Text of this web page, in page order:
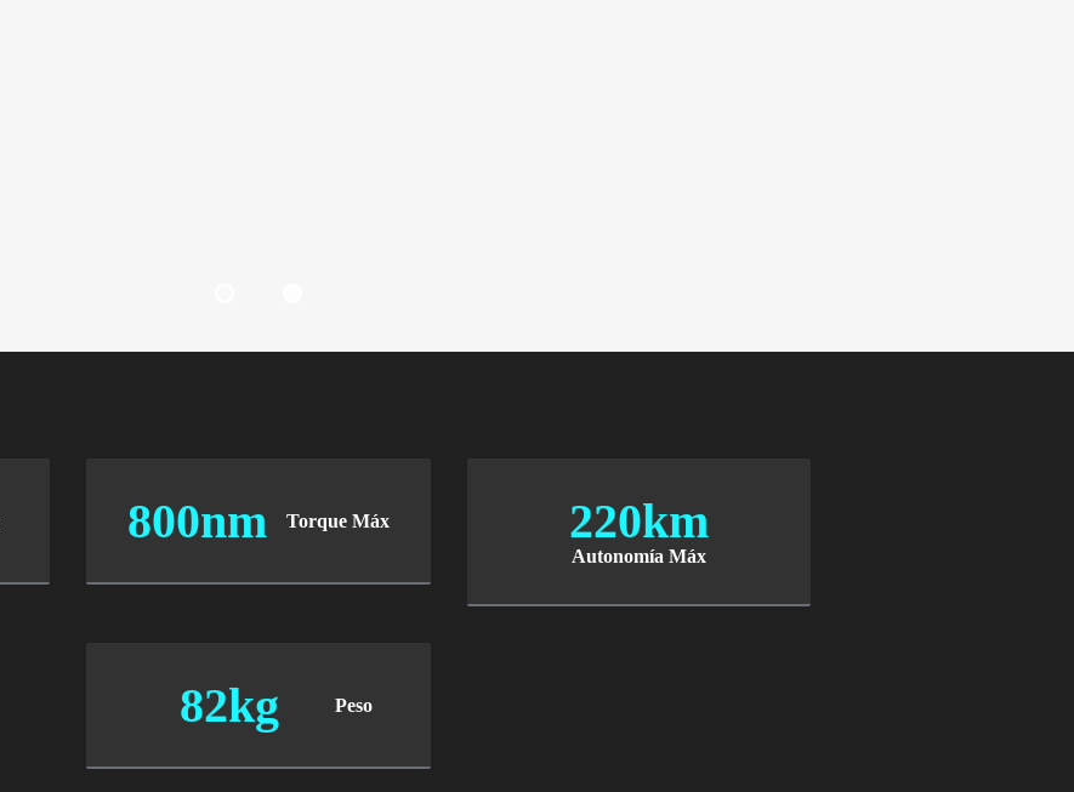
800nm Torque Máx 220km
Autonomía Máx
82kg Peso